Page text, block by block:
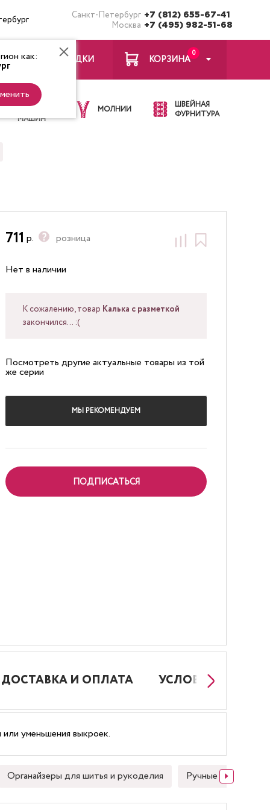
Санкт-Петербург +7 (812) 655-67-41
Москва +7 (495) 982-51-68
как: ЗАКЛАДКИ
0
КОРЗИНА
ИГЛЫ ДЛЯ
ШВЕЙНЫХ
МАШИН
МОЛНИИ
ШВЕЙНАЯ
ФУРНИТУРА
711 р. розница
Нет в наличии
К сожалению, товар Калька с разметкой
закончился... :(
Посмотреть другие актуальные товары из той
же серии
МЫ РЕКОМЕНДУЕМ
ПОДПИСАТЬСЯ
ДОСТАВКА И ОПЛАТА УСЛОВИЯ РАБОТЫ
уменьшения выкроек.
Органайзеры для шитья и рукоделия Ручные швейные